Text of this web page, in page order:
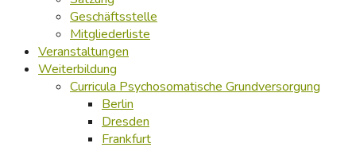
Geschäftsstelle
Mitgliederliste
Veranstaltungen
Weiterbildung
Curricula Psychosomatische Grundversorgung
Berlin
Dresden
Frankfurt